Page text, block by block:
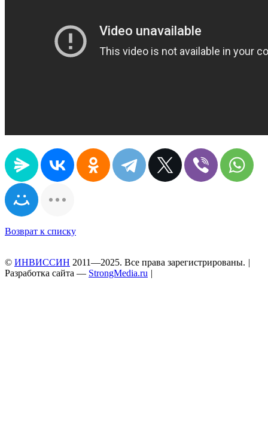
Возврат к списку
© ИНВИССИН 2011—2025. Все права зарегистрированы. |
Разработка сайта — StrongMedia.ru |